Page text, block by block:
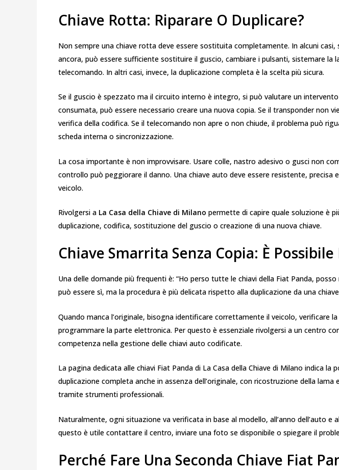
Chiave Rotta: Riparare O Duplicare?
Non sempre una chiave rotta deve essere sostituita completamente. In alcuni
ancora, può essere sufficiente sostituire il guscio, cambiare i pulsanti, sistemare la
telecomando. In altri casi, invece, la duplicazione completa è la scelta più sicura.
Se il guscio è spezzato ma il circuito interno è integro, si può valutare un
consumata, può essere necessario creare una nuova copia. Se il transponder non
verifica della codifica. Se il telecomando non apre o non chiude, il problema può
scheda interna o sincronizzazione.
La cosa importante è non improvvisare. Usare colle, nastro adesivo o gusci non
controllo può peggiorare il danno. Una chiave auto deve essere resistente, precisa
veicolo.
Rivolgersi a La Casa della Chiave di Milano permette di capire quale soluzione è
duplicazione, codifica, sostituzione del guscio o creazione di una nuova chiave.
Chiave Smarrita Senza Copia: È Possibile
Una delle domande più frequenti è: “Ho perso tutte le chiavi della Fiat Panda,
può essere sì, ma la procedura è più delicata rispetto alla duplicazione da una
Quando manca l’originale, bisogna identificare correttamente il veicolo, verificare
programmare la parte elettronica. Per questo è essenziale rivolgersi a un centro
competenza nella gestione delle chiavi auto codificate.
La pagina dedicata alle chiavi Fiat Panda di La Casa della Chiave di Milano indica la
duplicazione completa anche in assenza dell’originale, con ricostruzione della lama
tramite strumenti professionali.
Naturalmente, ogni situazione va verificata in base al modello, all’anno dell’auto e
questo è utile contattare il centro, inviare una foto se disponibile o spiegare il
Perché Fare Una Seconda Chiave Fiat